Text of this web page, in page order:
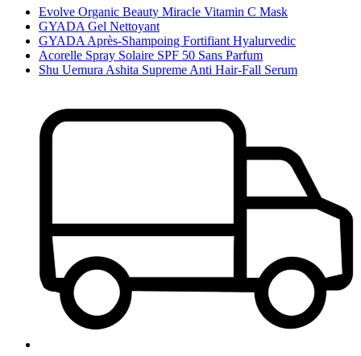
Evolve Organic Beauty Miracle Vitamin C Mask
GYADA Gel Nettoyant
GYADA Après-Shampoing Fortifiant Hyalurvedic
Acorelle Spray Solaire SPF 50 Sans Parfum
Shu Uemura Ashita Supreme Anti Hair-Fall Serum